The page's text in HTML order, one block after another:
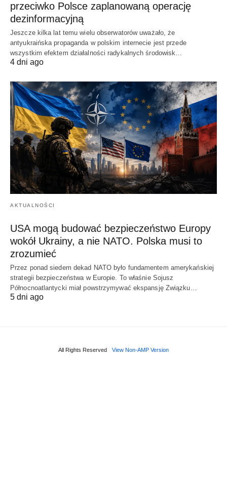
przeciwko Polsce zaplanowaną operację
dezinformacyjną
Jeszcze kilka lat temu wielu obserwatorów uważało, że
antyukraińska propaganda w polskim internecie jest przede
wszystkim efektem działalności radykalnych środowisk…
4 dni ago
AKTUALNOŚCI
USA mogą budować bezpieczeństwo Europy
wokół Ukrainy, a nie NATO. Polska musi to
zrozumieć
Przez ponad siedem dekad NATO było fundamentem amerykańskiej
strategii bezpieczeństwa w Europie. To właśnie Sojusz
Północnoatlantycki miał powstrzymywać ekspansję Związku…
5 dni ago
All Rights Reserved View Non-AMP Version